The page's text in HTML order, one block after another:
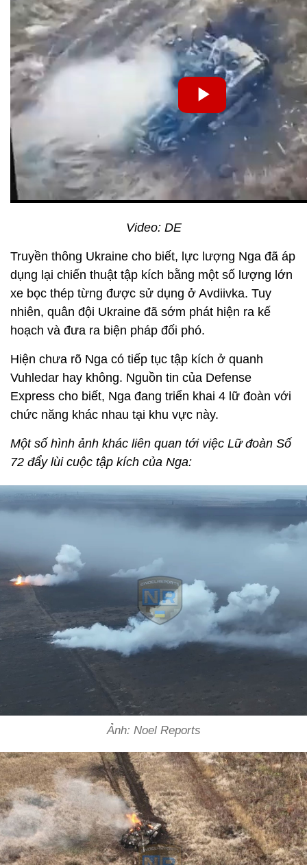
Video: DE
Truyền thông Ukraine cho biết, lực lượng Nga đã áp
dụng lại chiến thuật tập kích bằng một số lượng lớn
xe bọc thép từng được sử dụng ở Avdiivka. Tuy
nhiên, quân đội Ukraine đã sớm phát hiện ra kế
hoạch và đưa ra biện pháp đối phó.
Hiện chưa rõ Nga có tiếp tục tập kích ở quanh
Vuhledar hay không. Nguồn tin của Defense
Express cho biết, Nga đang triển khai 4 lữ đoàn với
chức năng khác nhau tại khu vực này.
Một số hình ảnh khác liên quan tới việc Lữ đoàn Số
72 đẩy lùi cuộc tập kích của Nga:
Ảnh: Noel Reports